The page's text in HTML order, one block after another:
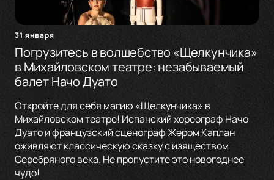
31 января
Погрузитесь в волшебство «Щелкунчика»
в Михайловском театре: незабываемый
балет Начо Дуато
Откройте для себя магию «Щелкунчика» в
Михайловском театре! Испанский хореограф Начо
Дуато и французский сценограф Жером Каплан
оживляют классическую сказку с изяществом
Серебряного века. Не пропустите это новогоднее
чудо!